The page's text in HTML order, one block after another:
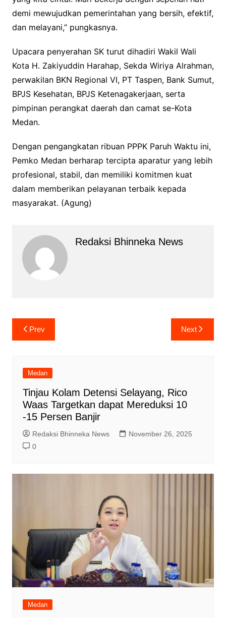
demi mewujudkan pemerintahan yang bersih, efektif,
dan melayani,” pungkasnya.
Upacara penyerahan SK turut dihadiri Wakil Wali
Kota H. Zakiyuddin Harahap, Sekda Wiriya Alrahman,
perwakilan BKN Regional VI, PT Taspen, Bank Sumut,
BPJS Kesehatan, BPJS Ketenagakerjaan, serta
pimpinan perangkat daerah dan camat se-Kota
Medan.
Dengan pengangkatan ribuan PPPK Paruh Waktu ini,
Pemko Medan berharap tercipta aparatur yang lebih
profesional, stabil, dan memiliki komitmen kuat
dalam memberikan pelayanan terbaik kepada
masyarakat. (Agung)
Redaksi Bhinneka News
Navigasi
pos
Prev Next
Medan
Tinjau Kolam Detensi Selayang, Rico
Waas Targetkan dapat Mereduksi 10
-15 Persen Banjir
Redaksi Bhinneka News
November 26, 2025
0
Medan